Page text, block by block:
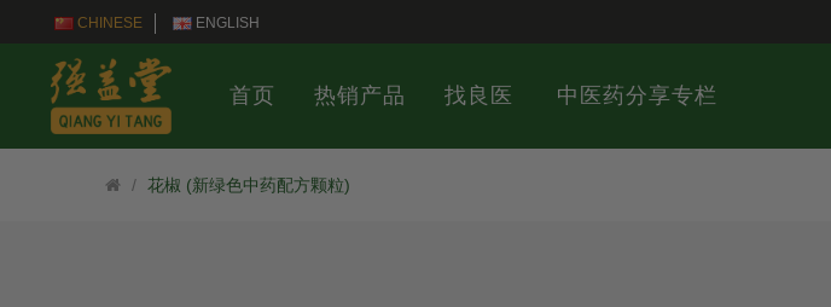
CHINESE ENGLISH
首页 热销产品 找良医 中医药分享专栏
花椒 (新绿色中药配方颗粒)